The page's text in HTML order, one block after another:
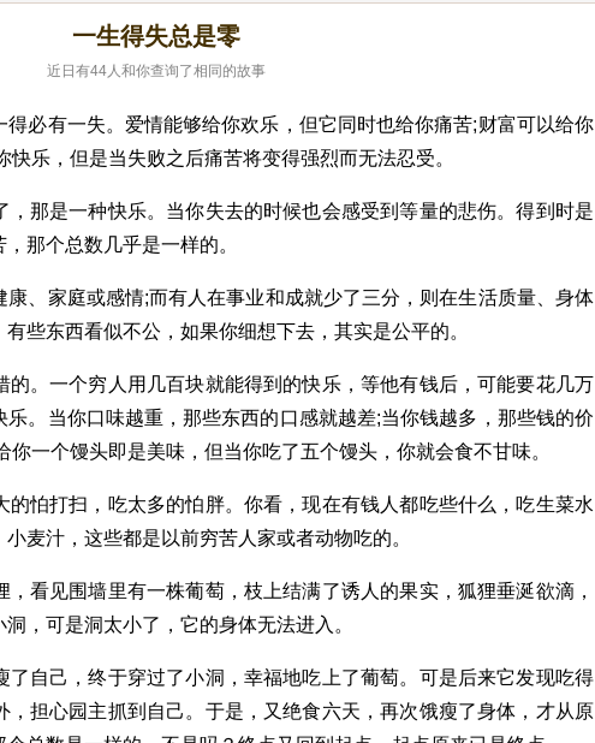
一生得失总是零
近日有44人和你查询了相同的故事
必有一失。爱情能够给你欢乐，但它同时也给你痛苦;财富可以给你
乐，但是当失败之后痛苦将变得强烈而无法忍受。
那是一种快乐。当你失去的时候也会感受到等量的悲伤。得到时是
那个总数几乎是一样的。
、家庭或感情;而有人在事业和成就少了三分，则在生活质量、身体
些东西看似不公，如果你细想下去，其实是公平的。
的。一个穷人用几百块就能得到的快乐，等他有钱后，可能要花几万
。当你口味越重，那些东西的口感就越差;当你钱越多，那些钱的价
一个馒头即是美味，但当你吃了五个馒头，你就会食不甘味。
怕打扫，吃太多的怕胖。你看，现在有钱人都吃些什么，吃生菜水
麦汁，这些都是以前穷苦人家或者动物吃的。
看见围墙里有一株葡萄，枝上结满了诱人的果实，狐狸垂涎欲滴，
，可是洞太小了，它的身体无法进入。
了自己，终于穿过了小洞，幸福地吃上了葡萄。可是后来它发现吃得
，担心园主抓到自己。于是，又绝食六天，再次饿瘦了身体，才从原